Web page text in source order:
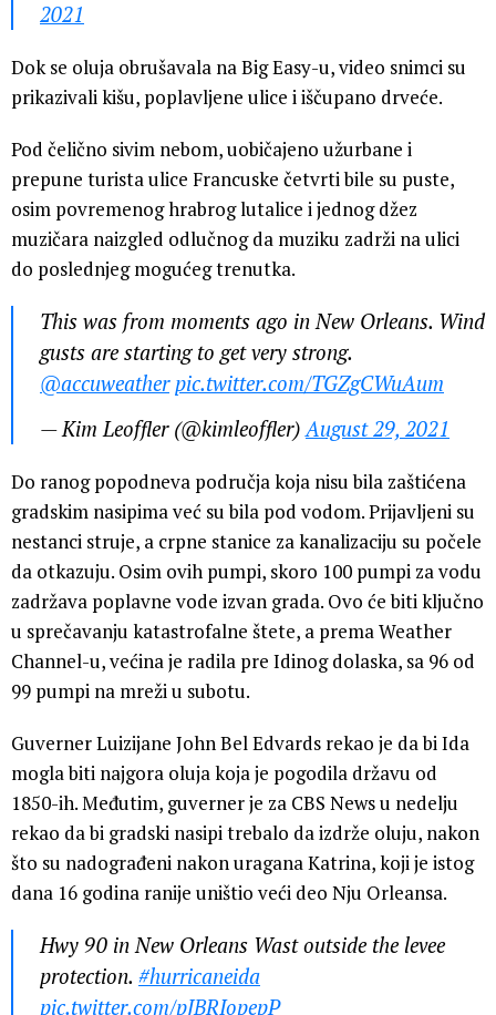
2021
Dok se oluja obrušavala na Big Easy-u, video snimci su
prikazivali kišu, poplavljene ulice i iščupano drveće.
Pod čelično sivim nebom, uobičajeno užurbane i
prepune turista ulice Francuske četvrti bile su puste,
osim povremenog hrabrog lutalice i jednog džez
muzičara naizgled odlučnog da muziku zadrži na ulici
do poslednjeg mogućeg trenutka.
This was from moments ago in New Orleans. Wind
gusts are starting to get very strong.
@accuweather pic.twitter.com/TGZgCWuAum
— Kim Leoffler (@kimleoffler)August 29, 2021
Do ranog popodneva područja koja nisu bila zaštićena
gradskim nasipima već su bila pod vodom. Prijavljeni su
nestanci struje, a crpne stanice za kanalizaciju su počele
da otkazuju. Osim ovih pumpi, skoro 100 pumpi za vodu
zadržava poplavne vode izvan grada. Ovo će biti ključno
u sprečavanju katastrofalne štete, a prema Weather
Channel-u, većina je radila pre Idinog dolaska, sa 96 od
99 pumpi na mreži u subotu.
Guverner Luizijane John Bel Edvards rekao je da bi Ida
mogla biti najgora oluja koja je pogodila državu od
1850-ih. Međutim, guverner je za CBS News u nedelju
rekao da bi gradski nasipi trebalo da izdrže oluju, nakon
što su nadograđeni nakon uragana Katrina, koji je istog
dana 16 godina ranije uništio veći deo Nju Orleansa.
Hwy 90 in New Orleans Wast outside the levee
protection. #hurricaneida
pic.twitter.com/pJBRIopepP